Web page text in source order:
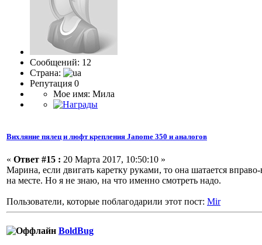
Сообщений: 12
Страна:
Репутация 0
Мое имя: Мила
Вихляние пялец и люфт крепления Janome 350 и аналогов
« Ответ #15 : 20 Марта 2017, 10:50:10 »
Марина, если двигать каретку руками, то она шатается
на месте. Но я не знаю, на что именно смотреть надо.
Пользователи, которые поблагодарили этот пост: Mir
BoldBug